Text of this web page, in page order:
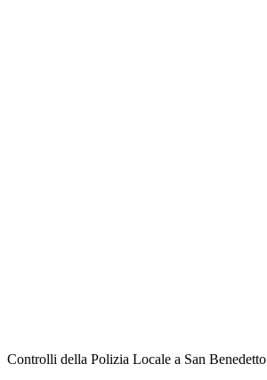
Controlli della Polizia Locale a San Benedetto